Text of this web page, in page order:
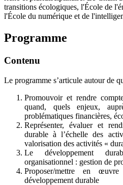
transitions écologiques, l'École de
l'École du numérique et de
Programme
Contenu
Le programme s’articule autour de
Promouvoir et rendre
quand, quels enjeux,
problématiques financières,
Représenter, évaluer et
durable à l’échelle des
valorisation des activités «
Le développement
organisationnel : gestion de
Proposer/mettre en
développement durable